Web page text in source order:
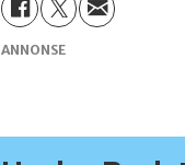
ANNONSE